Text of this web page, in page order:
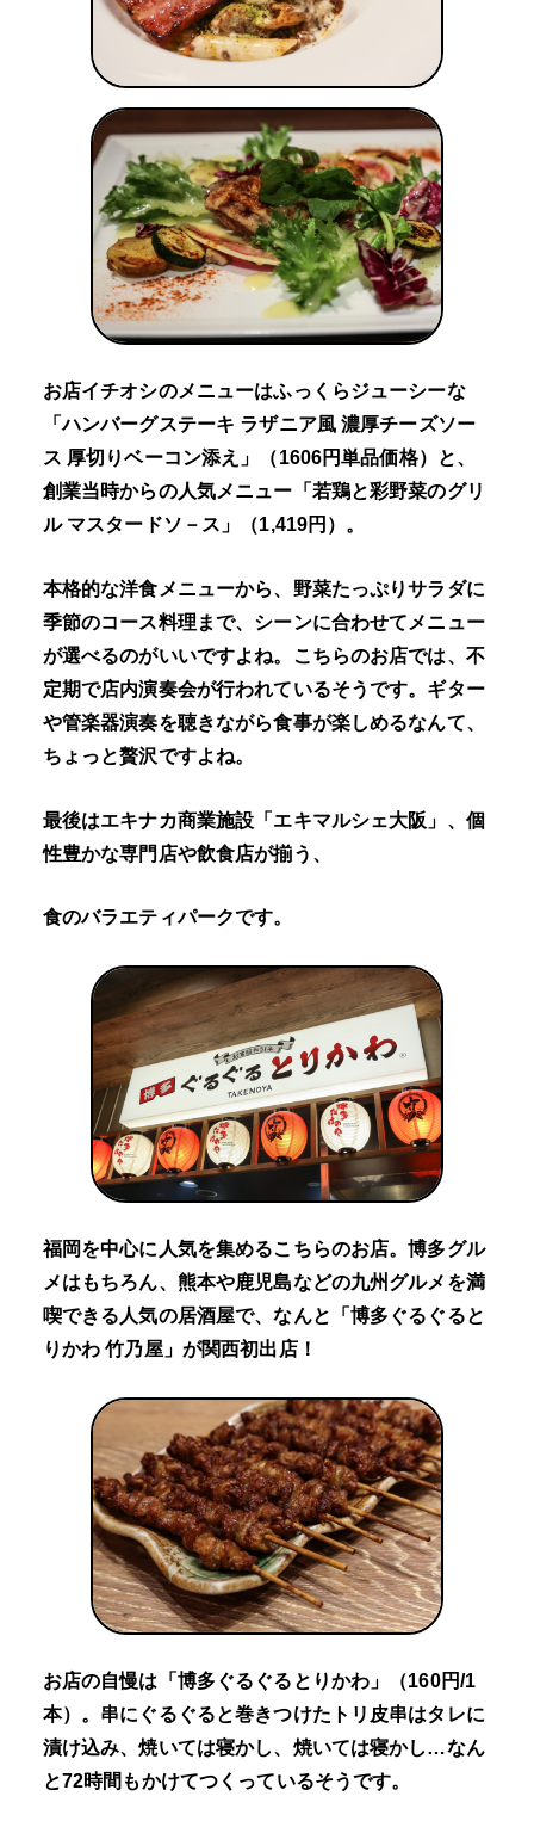
お店イチオシのメニューはふっくらジューシーな
「ハンバーグステーキ ラザニア風 濃厚チーズソー
ス 厚切りベーコン添え」（1606円単品価格）と、
創業当時からの人気メニュー「若鶏と彩野菜のグリ
ル マスタードソ－ス」（1,419円）。
本格的な洋食メニューから、野菜たっぷりサラダに
季節のコース料理まで、シーンに合わせてメニュー
が選べるのがいいですよね。こちらのお店では、不
定期で店内演奏会が行われているそうです。ギター
や管楽器演奏を聴きながら食事が楽しめるなんて、
ちょっと贅沢ですよね。
最後はエキナカ商業施設「エキマルシェ大阪」、個
性豊かな専門店や飲食店が揃う、
食のバラエティパークです。
福岡を中心に人気を集めるこちらのお店。博多グル
メはもちろん、熊本や鹿児島などの九州グルメを満
喫できる人気の居酒屋で、なんと「博多ぐるぐると
りかわ 竹乃屋」が関西初出店！
お店の自慢は「博多ぐるぐるとりかわ」（160円/1
本）。串にぐるぐると巻きつけたトリ皮串はタレに
漬け込み、焼いては寝かし、焼いては寝かし…なん
と72時間もかけてつくっているそうです。